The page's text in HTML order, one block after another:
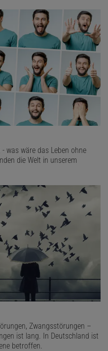
was wäre das Leben ohne
die Welt in unserem
Zwangsstörungen –
ist lang. In Deutschland ist
betroffen.